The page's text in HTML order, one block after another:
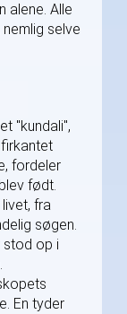
alene. Alle
selve
"kundali",
fordeler
født.
fra
søgen.
op i
En tyder